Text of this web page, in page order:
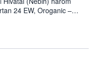
24 EW, Oroganic –
a szüretet követően,
stádiumáig
a károsító elleni további
termesztésben is